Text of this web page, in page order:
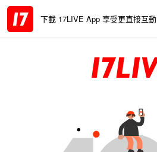
下載 17LIVE App 享受更直接互動